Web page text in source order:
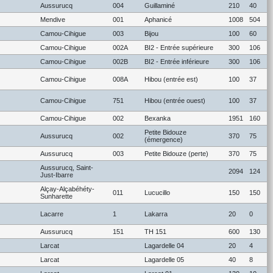
Aussurucq 004 Guillaminé 210
40
Mendive 001 Aphanicé 1008
504
Camou-Cihigue 003 Bijou 100
60
Camou-Cihigue 002A BI2 - Entrée supérieure 300
106
Camou-Cihigue 002B BI2 - Entrée inférieure 300 106
Camou-Cihigue 008A Hibou (entrée est) 100 37
Camou-Cihigue 751 Hibou (entrée ouest) 100 37
Camou-Cihigue 002 Bexanka 1951 160
Aussurucq 002
Petite Bidouze
(émergence)
370 75
Aussurucq 003 Petite Bidouze (perte) 370 75
Aussurucq, Saint-
Just-Ibarre
2094 124
Alçay-Alçabéhéty-
Sunharette
011 Lucucillo 150 150
Lacarre 1 Lakarra 20 0
Aussurucq 151 TH 151 600
130
Larcat Lagardelle 04 20
4
Larcat Lagardelle 05 40
8